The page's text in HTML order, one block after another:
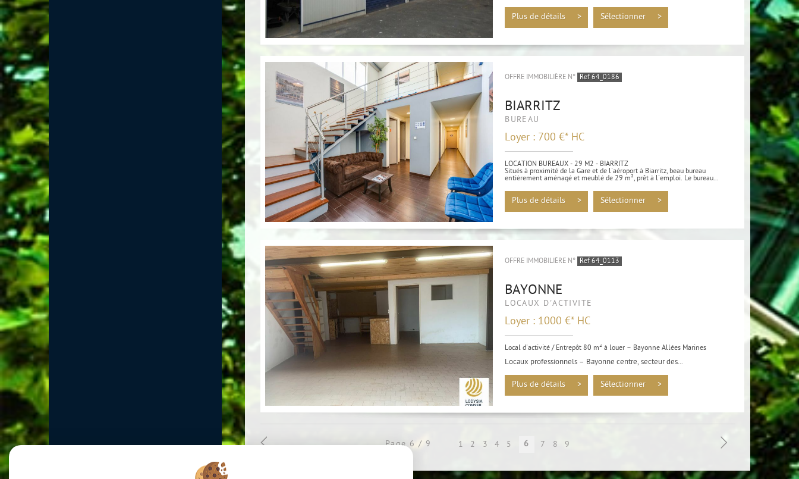
Plus de détails > Sélectionner >
OFFRE IMMOBILIÈRE N° Ref 64_0186
BIARRITZ
BUREAU
Loyer : 700 €* HC
LOCATION BUREAUX - 29 M2 - BIARRITZ
Situés à proximité de la Gare et de l'aéroport à Biarritz, beau bureau
entièrement aménagé et meublé de 29 m², prêt à l'emploi. Le bureau...
Plus de détails > Sélectionner >
OFFRE IMMOBILIÈRE N° Ref 64_0113
BAYONNE
LOCAUX D'ACTIVITÉ
Loyer : 1000 €* HC
Local d'activité / Entrepôt 80 m² à louer – Bayonne Allées Marines
Locaux professionnels – Bayonne centre, secteur des...
Plus de détails > Sélectionner >
Page 6 / 9 1 2 3 4 5 6 7 8 9